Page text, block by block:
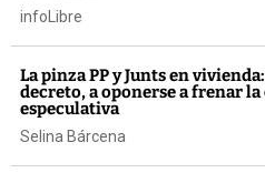
infoLibre
La pinza PP y Junts en
decreto, a oponerse a frenar
especulativa
Selina Bárcena